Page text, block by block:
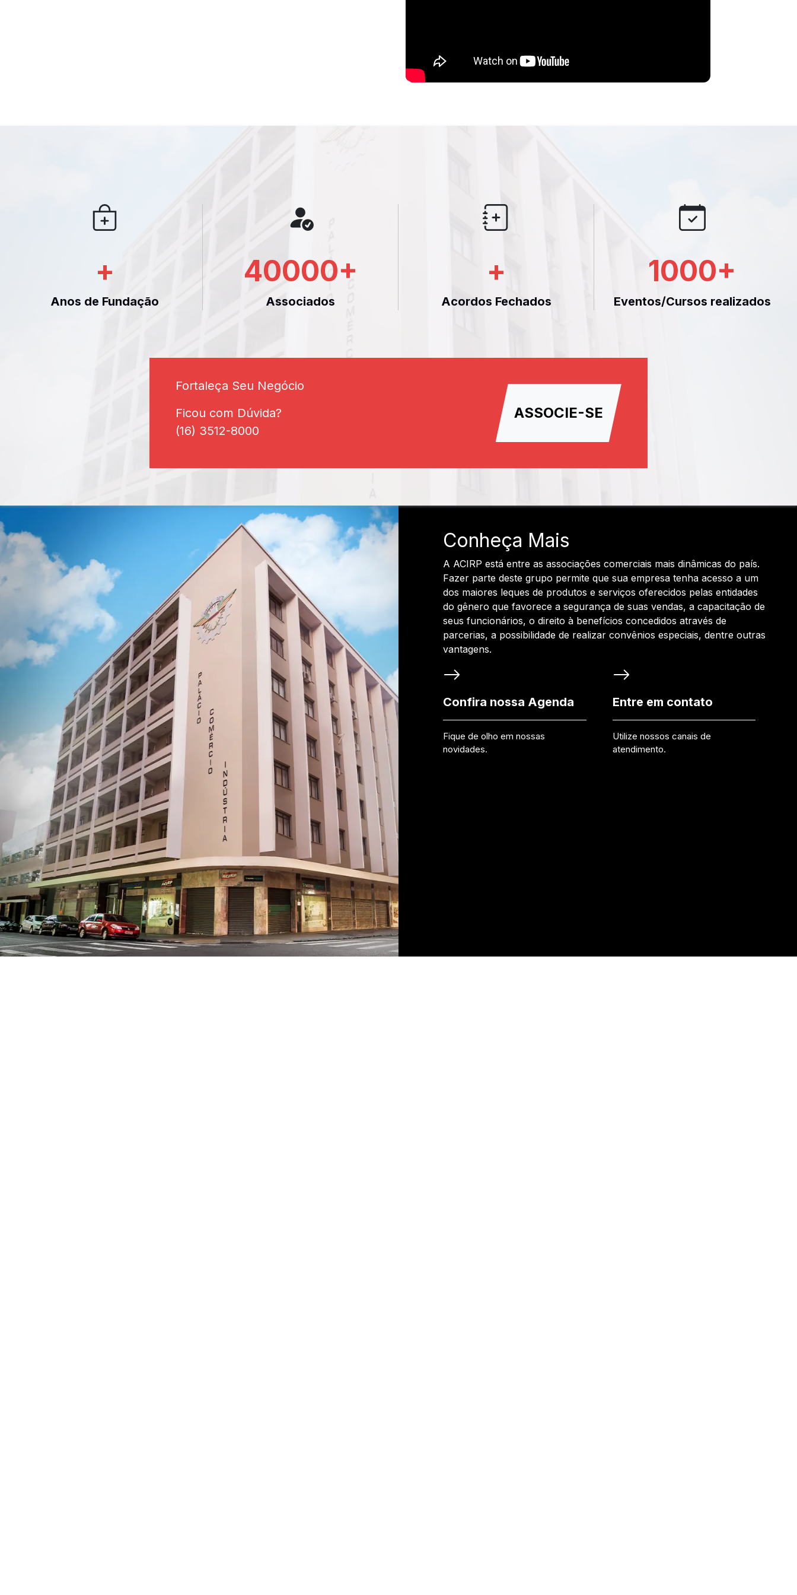
+
Anos de Fundação
40000+
Associados
+
Acordos Fechados
1000+
Eventos/Cursos realizados
Fortaleça Seu Negócio
Ficou com Dúvida?
(16) 3512-8000
ASSOCIE-SE
Conheça Mais
A ACIRP está entre as associações comerciais mais dinâmicas do país.
Fazer parte deste grupo permite que sua empresa tenha acesso a um
dos maiores leques de produtos e serviços oferecidos pelas entidades
do gênero que favorece a segurança de suas vendas, a capacitação de
seus funcionários, o direito à benefícios concedidos através de
parcerias, a possibilidade de realizar convênios especiais, dentre outras
vantagens.
Confira nossa Agenda
Fique de olho em nossas
novidades.
Entre em contato
Utilize nossos canais de
atendimento.